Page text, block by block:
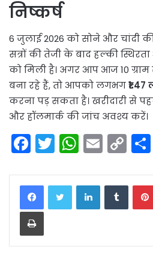
निष्कर्ष
6 जुलाई 2026 को सोने और चांदी
सत्रों की तेजी के बाद हल्की
को मिली है। अगर आप आज 10
बना रहे हैं, तो आपको लगभग
करना पड़ सकता है। खरीदारी से
और हॉलमार्क की जांच अवश्य करें।
F
c
e
b
o
T
itt
er
W
a
ts
p
E
ai
l
C
p
y
n
LinkedIn
Print